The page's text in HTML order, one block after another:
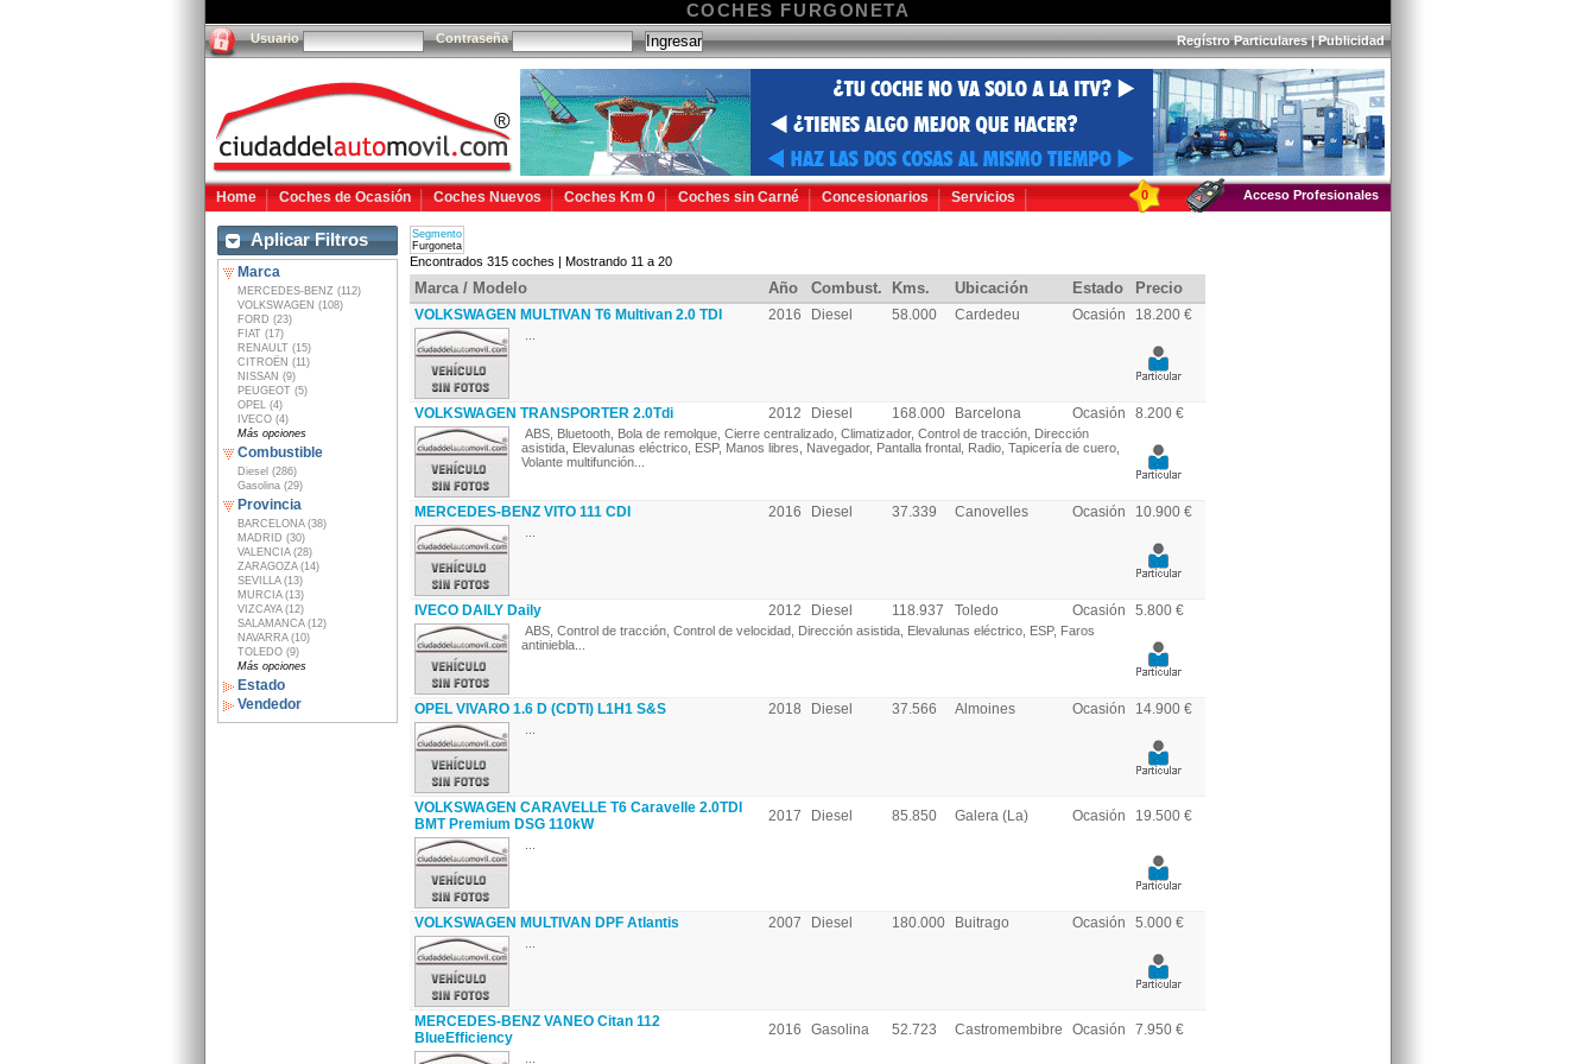
COCHES FURGONETA
Usuario Contraseña Regístro Particulares|Publicidad
Home Coches de Ocasión Coches Nuevos Coches Km 0 Coches sin Carné Concesionarios Servicios 0 Acceso Profesionales
Aplicar Filtros
Marca
MERCEDES-BENZ (112)
VOLKSWAGEN (108)
FORD (23)
FIAT (17)
RENAULT (15)
CITROËN (11)
NISSAN (9)
PEUGEOT (5)
OPEL (4)
IVECO (4)
Más opciones
Combustible
Diesel (286)
Gasolina (29)
Provincia
BARCELONA (38)
MADRID (30)
VALENCIA (28)
ZARAGOZA (14)
SEVILLA (13)
MURCIA (13)
VIZCAYA (12)
SALAMANCA (12)
NAVARRA (10)
TOLEDO (9)
Más opciones
Estado
Vendedor
Segmento
Furgoneta
Encontrados 315 coches | Mostrando 11 a 20
Marca / Modelo Año Combust. Kms. Ubicación Estado Precio
VOLKSWAGEN MULTIVAN T6 Multivan 2.0 TDI 2016 Diesel 58.000 Cardedeu Ocasión 18.200 €
VOLKSWAGEN TRANSPORTER 2.0Tdi 2012 Diesel 168.000 Barcelona Ocasión 8.200 €
ABS, Bluetooth, Bola de remolque, Cierre centralizado, Climatizador, Control de tracción, Dirección
asistida, Elevalunas eléctrico, ESP, Manos libres, Navegador, Pantalla frontal, Radio, Tapicería de cuero,
Volante multifunción...
MERCEDES-BENZ VITO 111 CDI 2016 Diesel 37.339 Canovelles Ocasión 10.900 €
IVECO DAILY Daily 2012 Diesel 118.937 Toledo Ocasión 5.800 €
ABS, Control de tracción, Control de velocidad, Dirección asistida, Elevalunas eléctrico, ESP, Faros
antiniebla...
OPEL VIVARO 1.6 D (CDTI) L1H1 S&S 2018 Diesel 37.566 Almoines Ocasión 14.900 €
VOLKSWAGEN CARAVELLE T6 Caravelle 2.0TDI
BMT Premium DSG 110kW
2017 Diesel 85.850 Galera (La) Ocasión 19.500 €
VOLKSWAGEN MULTIVAN DPF Atlantis 2007 Diesel 180.000 Buitrago Ocasión 5.000 €
MERCEDES-BENZ VANEO Citan 112
BlueEfficiency
2016 Gasolina 52.723 Castromembibre Ocasión 7.950 €